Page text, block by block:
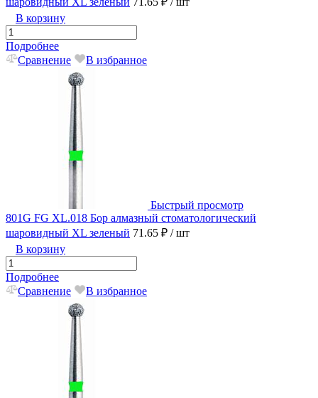
В корзину
Подробнее
Сравнение
В избранное
Быстрый просмотр
801G FG XL.018 Бор алмазный стоматологический
шаровидный XL зеленый 71.65 ₽ / шт
В корзину
Подробнее
Сравнение
В избранное